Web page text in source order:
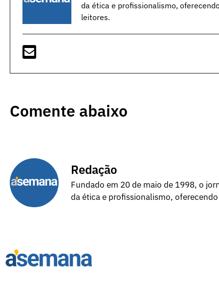
da ética e profissionalismo,
leitores.
Comente abaixo
Redação
Fundado em 20 de maio de 1998, o
da ética e profissionalismo,